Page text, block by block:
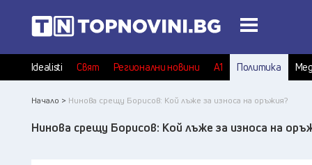
Idealisti Свят Регионални новини А1 Политика
Начало > Нинова срещу Борисов: Кой лъже за износа на оръжия?
Нинова срещу Борисов: Кой лъже за износа на